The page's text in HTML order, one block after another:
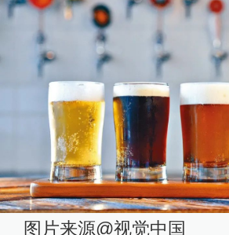
图片来源@视觉中国